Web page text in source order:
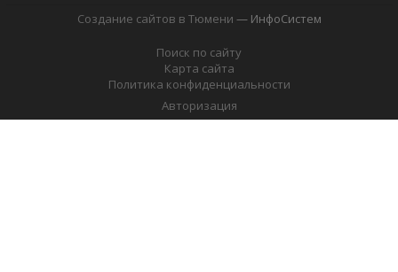
Создание сайтов в Тюмени — ИнфоСистем
Поиск по сайту
Карта сайта
Политика конфиденциальности
Авторизация